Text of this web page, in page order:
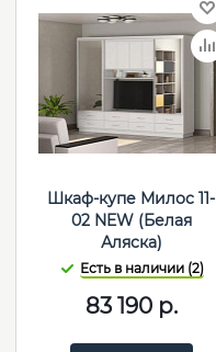
Шкаф-купе Милос 11-
02 NEW (Белая
Аляска)
Есть в наличии (2)
83 190р.